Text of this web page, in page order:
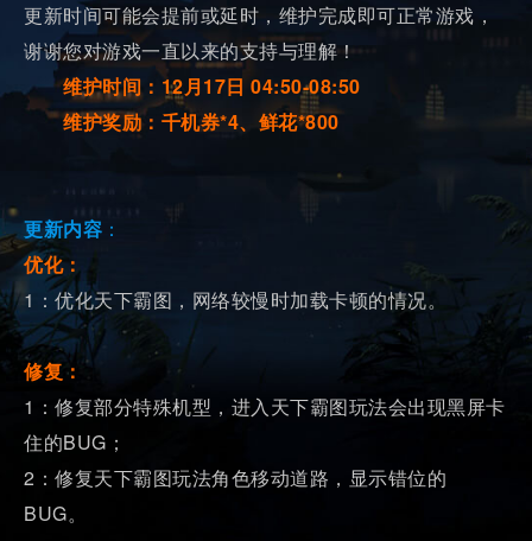
更新时间可能会提前或延时，维护完成即可正常游戏，
谢谢您对游戏一直以来的支持与理解！
维护时间：12月17日 04:50-08:50
维护奖励：千机券*4、鲜花*800
更新内容 ：
优化：
1：优化天下霸图，网络较慢时加载卡顿的情况。
修复：
1：修复部分特殊机型，进入天下霸图玩法会出现黑屏卡
住的BUG；
2：修复天下霸图玩法角色移动道路，显示错位的
BUG。